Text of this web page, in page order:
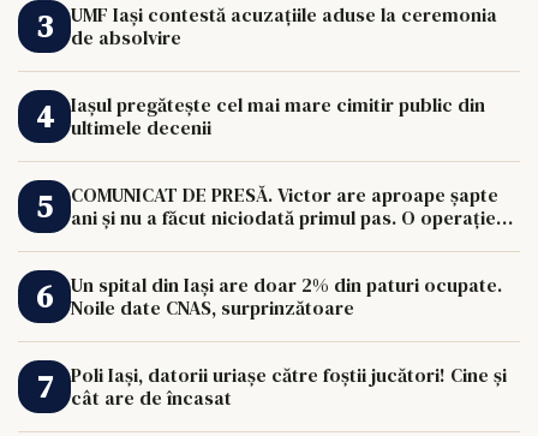
UMF Iași contestă acuzațiile aduse la ceremonia
de absolvire
Iașul pregătește cel mai mare cimitir public din
ultimele decenii
COMUNICAT DE PRESĂ. Victor are aproape șapte
ani și nu a făcut niciodată primul pas. O operație
Un spital din Iași are doar 2% din paturi ocupate.
Noile date CNAS, surprinzătoare
Poli Iași, datorii uriașe către foștii jucători! Cine și
cât are de încasat